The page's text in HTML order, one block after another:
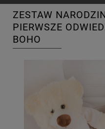
ZESTAW
PIERWSZE
BOHO